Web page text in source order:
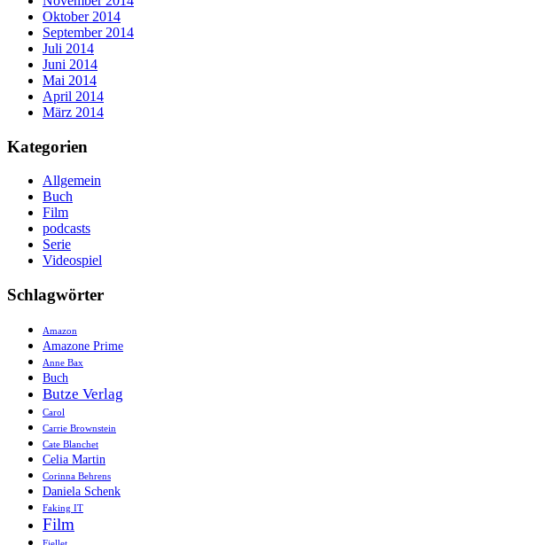
Oktober 2014
September 2014
Juli 2014
Juni 2014
Mai 2014
April 2014
März 2014
Kategorien
Allgemein
Buch
Film
podcasts
Serie
Videospiel
Schlagwörter
Amazon
Amazone Prime
Anne Bax
Buch
Butze Verlag
Carol
Carrie Brownstein
Cate Blanchet
Celia Martin
Corinna Behrens
Daniela Schenk
Faking IT
Film